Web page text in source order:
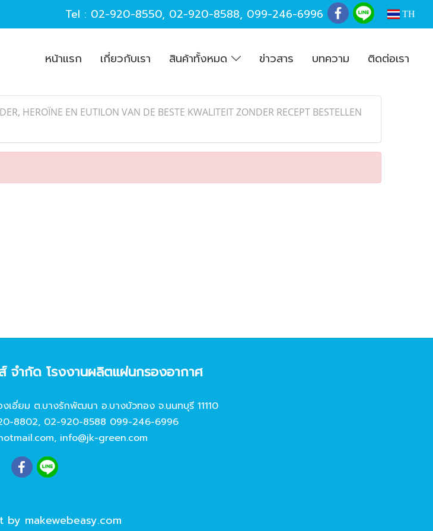
Tel : 02-920-8550, 02-920-8588, 099-246-6996 TH
หน้าแรก เกี่ยวกับเรา สินค้าทั้งหมด ข่าวสาร บทความ ติดต่อเรา
HEROÏNE EN EUTILON VAN DE BESTE KWALITEIT ZONDER RECEPT BESTELLEN
จํากัด โรงงานผลิตแผ่นกรองอากาศ
อี่ยม ต.บางรักพัฒนา อ.บางบัวทอง จ.นนทบุรี 11110
8802, 02-920-8588 099-246-6996
, info@jk-green.com
by makewebeasy.com